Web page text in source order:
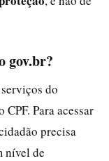
gov.br?
do
Para acessar
precisa
nível de